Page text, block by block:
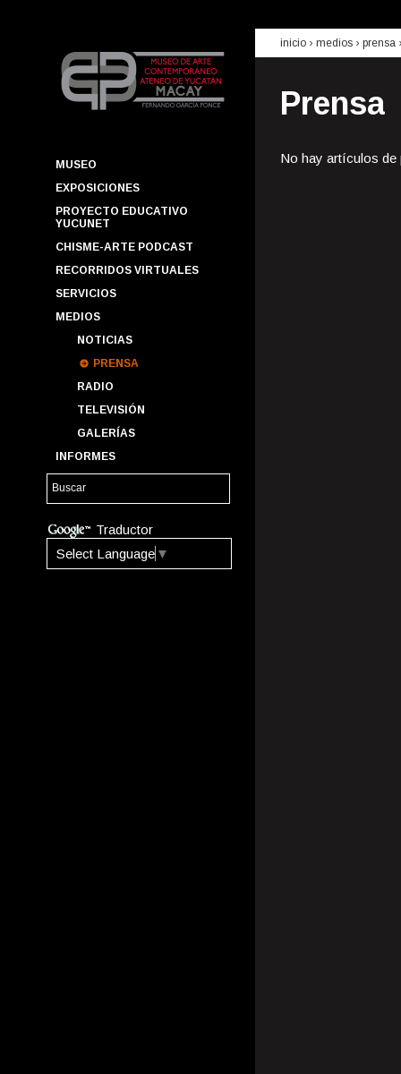
MUSEO
EXPOSICIONES
PROYECTO EDUCATIVO
YUCUNET
CHISME-ARTE PODCAST
RECORRIDOS VIRTUALES
SERVICIOS
MEDIOS
NOTICIAS
PRENSA
RADIO
TELEVISIÓN
GALERÍAS
INFORMES
Traductor
Select Language ▼
inicio › medios › prensa
Prensa
No hay artículos de